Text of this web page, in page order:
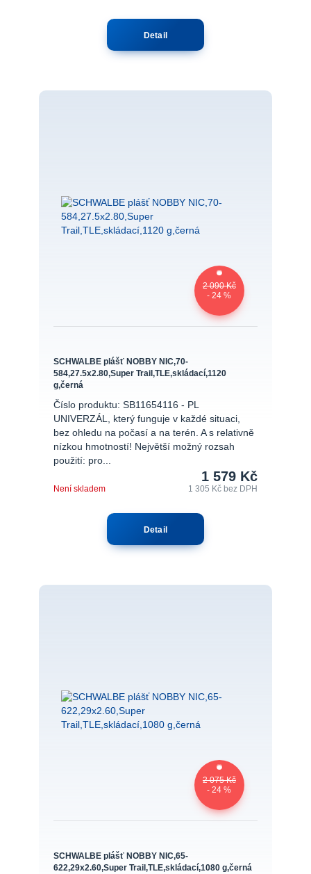
Detail
2 090 Kč
- 24 %
SCHWALBE plášť NOBBY NIC,70-
584,27.5x2.80,Super Trail,TLE,skládací,1120
g,černá
Číslo produktu: SB11654116 - PL
UNIVERZÁL, který funguje v každé situaci,
bez ohledu na počasí a na terén. A s relativně
nízkou hmotností! Největší možný rozsah
použití: pro...
1 579 Kč
1 305 Kčbez DPH
Není skladem
Detail
2 075 Kč
- 24 %
SCHWALBE plášť NOBBY NIC,65-
622,29x2.60,Super Trail,TLE,skládací,1080 g,černá